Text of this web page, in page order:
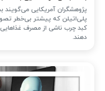
پژوهشگران آمریکایی می‌گویند
پلی‌اتیلن که پیشتر بی‌خطر
کبد چرب ناشی از مصرف غذاهایی
دهند.